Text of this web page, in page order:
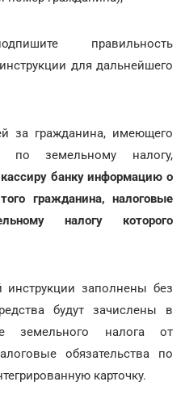
правильность
для дальнейшего
за гражданина, имеющего
по земельному налогу,
банку информацию о
гражданина, налоговые
налогу которого
заполнены без
будут зачислены в
земельного налога от
обязательства по
карточку.